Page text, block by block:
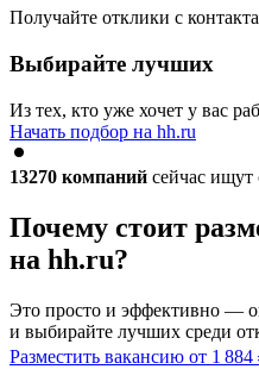
Получайте отклики с
Выбирайте лучших
Из тех, кто уже хочет у вас
Начать подбор на hh.ru
13270 компаний сейчас ищут
Почему стоит
на hh.ru?
Это просто и эффективно —
и выбирайте лучших среди
Разместить вакансию от 1 884